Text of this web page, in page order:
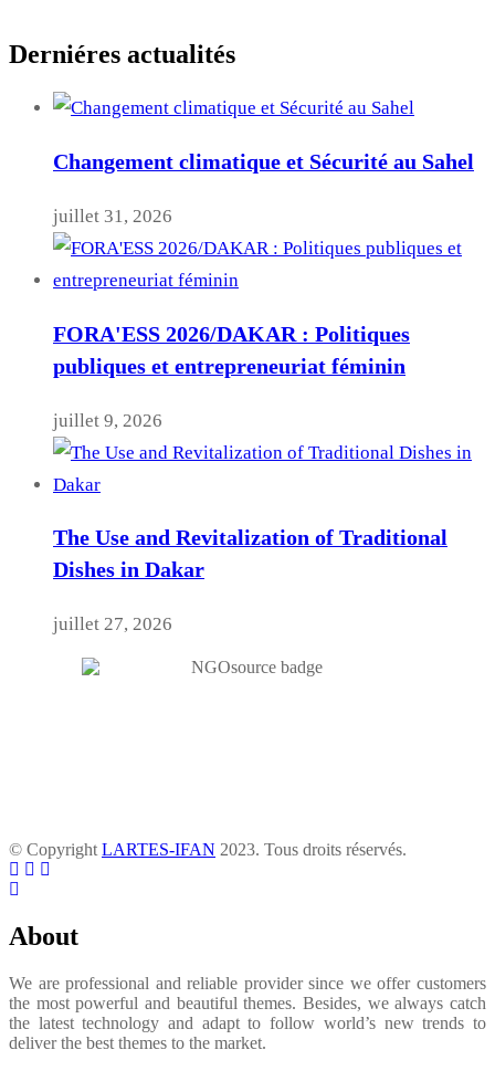
Derniéres actualités
Changement climatique et Sécurité au Sahel
juillet 31, 2026
FORA'ESS 2026/DAKAR : Politiques
publiques et entrepreneuriat féminin
juillet 9, 2026
The Use and Revitalization of Traditional
Dishes in Dakar
juillet 27, 2026
© Copyright LARTES-IFAN 2023. Tous droits réservés.
About
We are professional and reliable provider since we offer customers
the most powerful and beautiful themes. Besides, we always catch
the latest technology and adapt to follow world’s new trends to
deliver the best themes to the market.